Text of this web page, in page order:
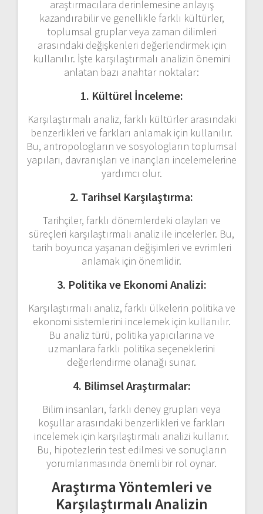
araştırmacılara derinlemesine anlayış
kazandırabilir ve genellikle farklı kültürler,
toplumsal gruplar veya zaman dilimleri
arasındaki değişkenleri değerlendirmek için
kullanılır. İşte karşılaştırmalı analizin önemini
anlatan bazı anahtar noktalar:
1. Kültürel İnceleme:
Karşılaştırmalı analiz, farklı kültürler arasındaki
benzerlikleri ve farkları anlamak için kullanılır.
Bu, antropologların ve sosyologların toplumsal
yapıları, davranışları ve inançları incelemelerine
yardımcı olur.
2. Tarihsel Karşılaştırma:
Tarihçiler, farklı dönemlerdeki olayları ve
süreçleri karşılaştırmalı analiz ile incelerler. Bu,
tarih boyunca yaşanan değişimleri ve evrimleri
anlamak için önemlidir.
3. Politika ve Ekonomi Analizi:
Karşılaştırmalı analiz, farklı ülkelerin politika ve
ekonomi sistemlerini incelemek için kullanılır.
Bu analiz türü, politika yapıcılarına ve
uzmanlara farklı politika seçeneklerini
değerlendirme olanağı sunar.
4. Bilimsel Araştırmalar:
Bilim insanları, farklı deney grupları veya
koşullar arasındaki benzerlikleri ve farkları
incelemek için karşılaştırmalı analizi kullanır.
Bu, hipotezlerin test edilmesi ve sonuçların
yorumlanmasında önemli bir rol oynar.
Araştırma Yöntemleri ve
Karşılaştırmalı Analizin